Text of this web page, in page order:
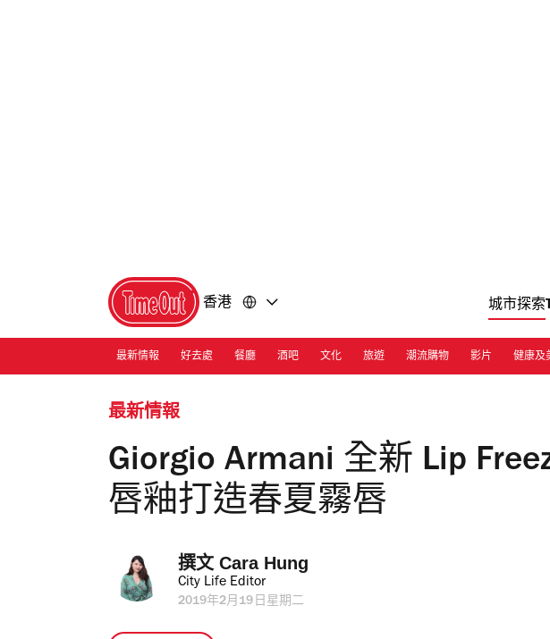
香港 城市探索
最新情報 好去處 餐廳 酒吧 文化 旅遊 潮流購物 影片 健康及
最新情報
Giorgio Armani 全新 Lip
唇釉打造春夏霧唇
撰文 Cara Hung
City Life Editor
2019年2月19日星期二